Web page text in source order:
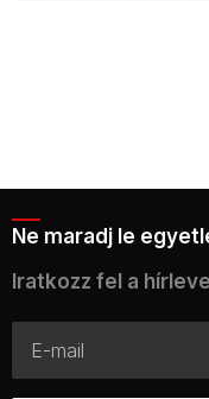
Ne maradj le
Iratkozz fel a